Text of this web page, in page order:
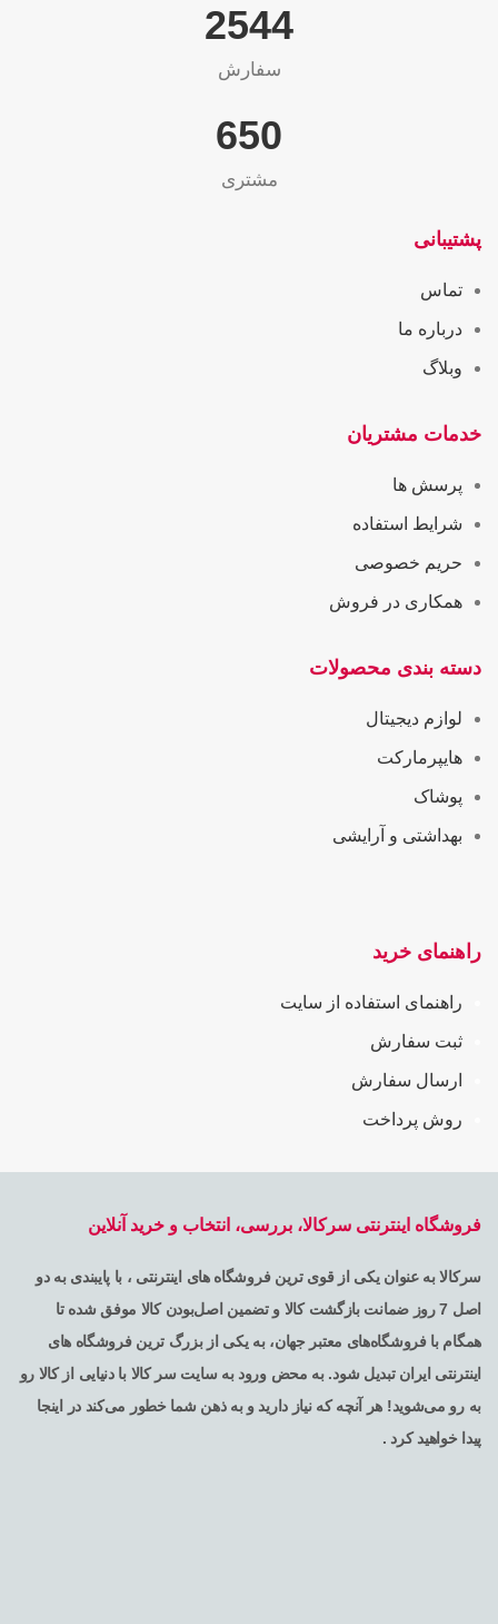
2565
سفارش
655
مشتری
پشتیبانی
تماس
درباره ما
وبلاگ
خدمات مشتریان
پرسش ها
شرایط استفاده
حریم خصوصی
همکاری در فروش
دسته بندی محصولات
لوازم دیجیتال
هایپرمارکت
پوشاک
بهداشتی و آرایشی
راهنمای خرید
راهنمای استفاده از سایت
ثبت سفارش
ارسال سفارش
روش پرداخت
فروشگاه اینترنتی سرکالا، بررسی، انتخاب و خرید آنلاین
سرکالا به عنوان یکی از قوی ترین فروشگاه های اینترنتی ، با پایبندی به دو
اصل 7 روز ضمانت بازگشت کالا و تضمین اصل‌بودن کالا موفق شده تا
همگام با فروشگاه‌های معتبر جهان، به یکی از بزرگ ترین فروشگاه های
اینترنتی ایران تبدیل شود. به محض ورود به سایت سر کالا با دنیایی از کالا رو
به رو می‌شوید! هر آنچه که نیاز دارید و به ذهن شما خطور می‌کند در اینجا
پیدا خواهید کرد .